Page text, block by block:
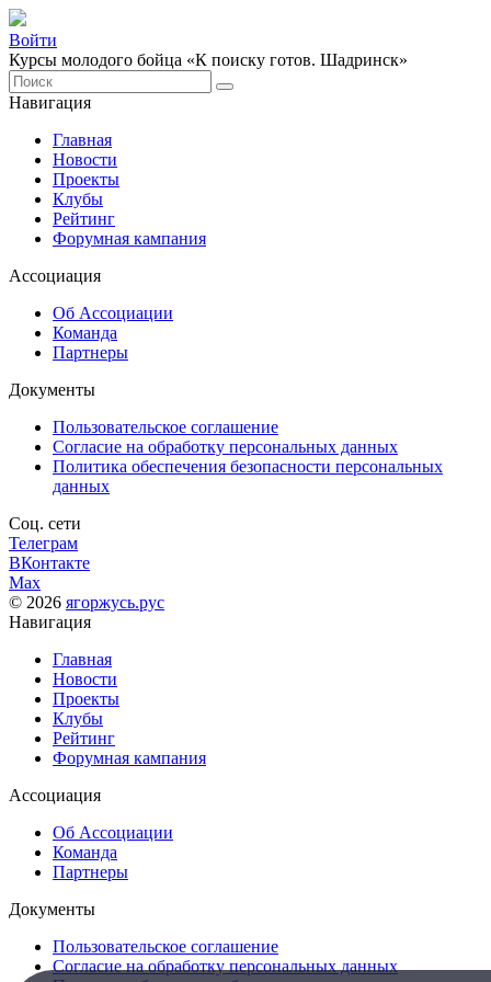
Войти
Курсы молодого бойца «К поиску готов. Шадринск»
Навигация
Главная
Новости
Проекты
Клубы
Рейтинг
Форумная кампания
Ассоциация
Об Ассоциации
Команда
Партнеры
Документы
Пользовательское соглашение
Согласие на обработку персональных данных
Политика обеспечения безопасности персональных
данных
Соц. сети
Телеграм
ВКонтакте
Max
© 2026 ягоржусь.рус
Навигация
Главная
Новости
Проекты
Клубы
Рейтинг
Форумная кампания
Ассоциация
Об Ассоциации
Команда
Партнеры
Документы
Пользовательское соглашение
Согласие на обработку персональных данных